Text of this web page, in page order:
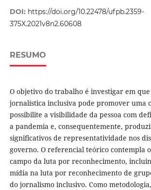
DOI: https://doi.org/10.22478/ufpb.2359-
375X.2021v8n2.60608
RESUMO
O objetivo do trabalho é investigar em
jornalística inclusiva pode promover uma
possibilite a visibilidade da pessoa com
a pandemia e, consequentemente,
significativos de representatividade nos
governo. O referencial teórico contempla
campo da luta por reconhecimento,
mídia na luta por reconhecimento de
do jornalismo inclusivo. Como